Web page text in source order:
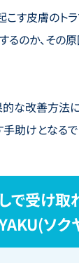
す皮膚のト
るのか、その
な改善方法
助けとなるで
で受け取
ソク